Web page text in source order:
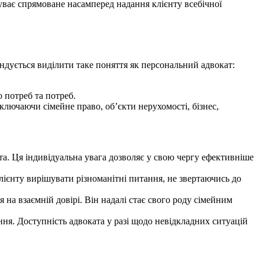
спрямоване насамперед надання клієнту всебічної
виділити таке поняття як персональний адвокат:
потреб та потреб.
сімейне право, об’єкти нерухомості, бізнес,
Ця індивідуальна увага дозволяє у свою чергу ефективніше
вирішувати різноманітні питання, не звертаючись до
взаємній довірі. Він надалі стає свого роду сімейним
Доступність адвоката у разі щодо невідкладних ситуацій